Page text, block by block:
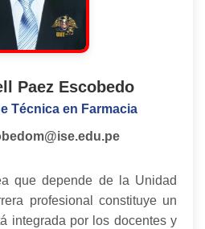
Paez Escobedo
Técnica en Farmacia
que depende de la Unidad
profesional constituye un
integrada por los docentes y